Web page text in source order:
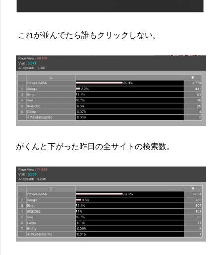
これが並んでたら誰もクリックしない。
がくんと下がった昨日の全サイトの検索数。